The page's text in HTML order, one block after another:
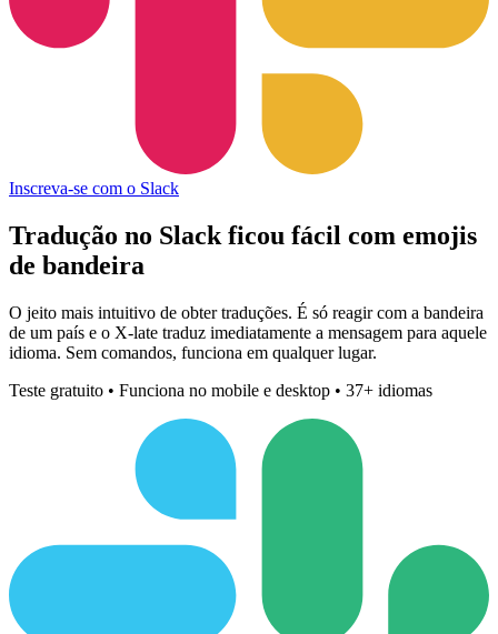
Inscreva-se com o Slack
Tradução no Slack ficou fácil com emojis
de bandeira
O jeito mais intuitivo de obter traduções. É só reagir com a bandeira
de um país e o X-late traduz imediatamente a mensagem para aquele
idioma. Sem comandos, funciona em qualquer lugar.
Teste gratuito • Funciona no mobile e desktop • 37+ idiomas